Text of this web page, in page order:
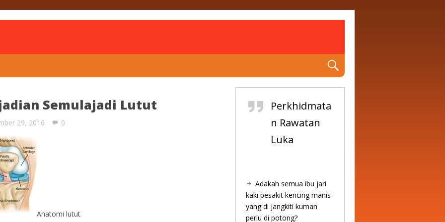
Semulajadi Lutut
29, 2016 0
Anatomi lutut
Perkhidmata
n Rawatan
Luka
Adakah semua ibu jari
kaki pesakit kencing manis
yang di jangkiti kuman
perlu di potong?